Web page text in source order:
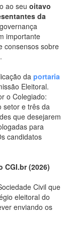
ao seu oitavo
da
importante
consensos sobre
da portaria
Eleitoral.
o Colegiado:
setor e três da
que desejarem
para
candidatos
CGI.br (2026)
Civil que
eleitoral do
enviando os